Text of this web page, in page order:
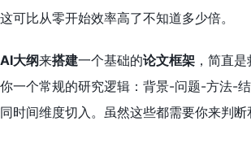
可比从零开始效率高了不知道多少倍。
AI大纲来搭建一个基础的论文框架 ，简直
一个常规的研究逻辑：背景-问题-方法-
时间维度切入。虽然这些都需要你来判